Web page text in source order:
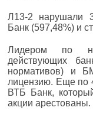
Л13-2 нарушали
Банк (597,48%) и
Лидером по
действующих
нормативов) и
лицензию. Еще по
ВТБ Банк,
акции арестованы.